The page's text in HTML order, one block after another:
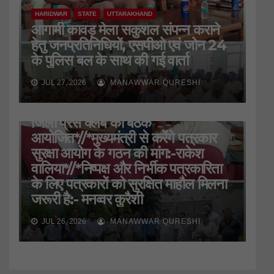
HARIDWAR STATE UTTARAKHAND
आगामी कावड़ मेला सकुशल संपन्न कराने
हेतु जनप्रतिनिधियों, एसपीओ एवं जोन 24
के पुलिस बल के साथ की गई वार्ता
JUL 27, 2026 MANAWWAR QURESHI
जिला प्रेस क्लब की बैठक
आयोजित*//*मुख्यमंत्री से करेंगे पत्रकार
सुरक्षा आयोग के गठन की मांग:-राकेश
वालिया*//*निष्पक्ष और निर्भीक पत्रकारिता
के लिए पत्रकारों को सुरक्षित माहौल मिलना
जरूरी है:- मनव्वर कुरैशी
JUL 26, 2026 MANAWWAR QURESHI